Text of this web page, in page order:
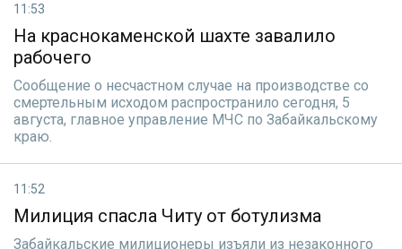
11:53
На краснокаменской шахте завалило
рабочего
Сообщение о несчастном случае на производстве со
смертельным исходом распространило сегодня, 5
августа, главное управление МЧС по Забайкальскому
краю.
11:52
Милиция спасла Читу от ботулизма
Забайкальские милиционеры изъяли из незаконного